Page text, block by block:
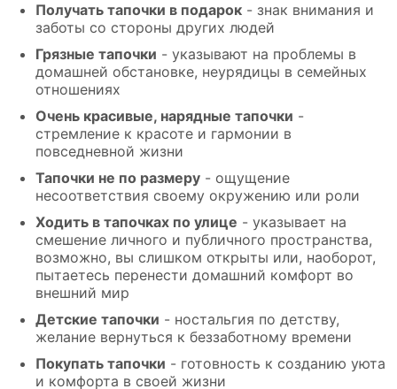
Получать тапочки в подарок - знак внимания и
заботы со стороны других людей
Грязные тапочки - указывают на проблемы в
домашней обстановке, неурядицы в семейных
отношениях
Очень красивые, нарядные тапочки -
стремление к красоте и гармонии в
повседневной жизни
Тапочки не по размеру - ощущение
несоответствия своему окружению или роли
Ходить в тапочках по улице - указывает на
смешение личного и публичного пространства,
возможно, вы слишком открыты или, наоборот,
пытаетесь перенести домашний комфорт во
внешний мир
Детские тапочки - ностальгия по детству,
желание вернуться к беззаботному времени
Покупать тапочки - готовность к созданию уюта
и комфорта в своей жизни